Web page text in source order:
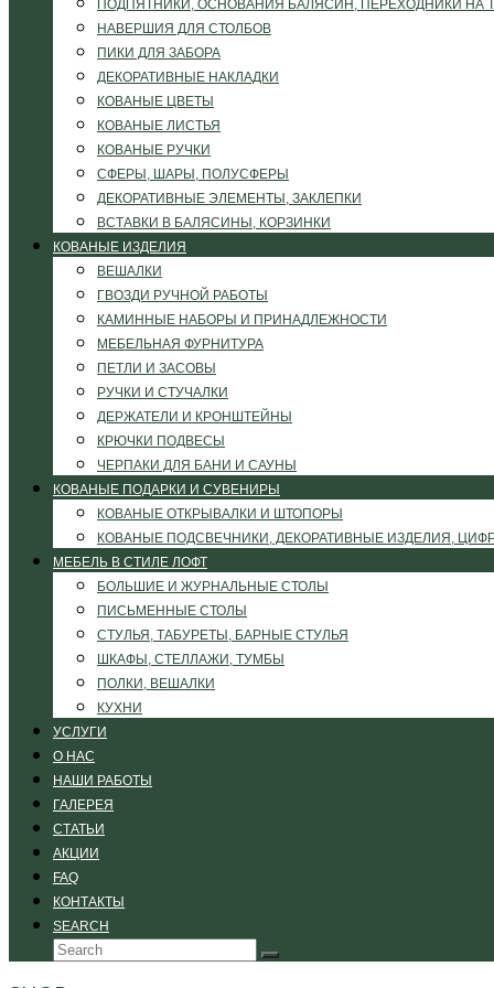
ПОДПЯТНИКИ, ОСНОВАНИЯ БАЛЯСИН, ПЕРЕХОДНИКИ НА
НАВЕРШИЯ ДЛЯ СТОЛБОВ
ПИКИ ДЛЯ ЗАБОРА
ДЕКОРАТИВНЫЕ НАКЛАДКИ
КОВАНЫЕ ЦВЕТЫ
КОВАНЫЕ ЛИСТЬЯ
КОВАНЫЕ РУЧКИ
СФЕРЫ, ШАРЫ, ПОЛУСФЕРЫ
ДЕКОРАТИВНЫЕ ЭЛЕМЕНТЫ, ЗАКЛЕПКИ
ВСТАВКИ В БАЛЯСИНЫ, КОРЗИНКИ
КОВАНЫЕ ИЗДЕЛИЯ
ВЕШАЛКИ
ГВОЗДИ РУЧНОЙ РАБОТЫ
КАМИННЫЕ НАБОРЫ И ПРИНАДЛЕЖНОСТИ
МЕБЕЛЬНАЯ ФУРНИТУРА
ПЕТЛИ И ЗАСОВЫ
РУЧКИ И СТУЧАЛКИ
ДЕРЖАТЕЛИ И КРОНШТЕЙНЫ
КРЮЧКИ ПОДВЕСЫ
ЧЕРПАКИ ДЛЯ БАНИ И САУНЫ
КОВАНЫЕ ПОДАРКИ И СУВЕНИРЫ
КОВАНЫЕ ОТКРЫВАЛКИ И ШТОПОРЫ
КОВАНЫЕ ПОДСВЕЧНИКИ, ДЕКОРАТИВНЫЕ ИЗДЕЛИЯ,
МЕБЕЛЬ В СТИЛЕ ЛОФТ
БОЛЬШИЕ И ЖУРНАЛЬНЫЕ СТОЛЫ
ПИСЬМЕННЫЕ СТОЛЫ
СТУЛЬЯ, ТАБУРЕТЫ, БАРНЫЕ СТУЛЬЯ
ШКАФЫ, СТЕЛЛАЖИ, ТУМБЫ
ПОЛКИ, ВЕШАЛКИ
КУХНИ
УСЛУГИ
О НАС
НАШИ РАБОТЫ
ГАЛЕРЕЯ
СТАТЬИ
АКЦИИ
FAQ
КОНТАКТЫ
SEARCH
Search
Submit